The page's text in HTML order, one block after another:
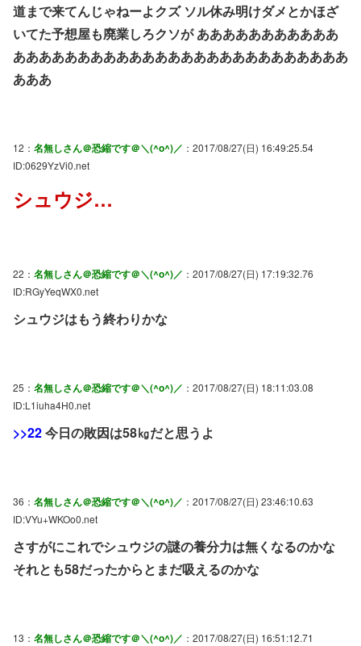
道まで来てんじゃねーよクズ ソル休み明けダメとかほざ
いてた予想屋も廃業しろクソが あああああああああああ
ああああああああああああああああああああああああああ
あああ
12： 名無しさん＠恐縮です＠＼(^o^)／ ：2017/08/27(日) 16:49:25.54
ID:0629YzVi0.net
シュウジ…
22： 名無しさん＠恐縮です＠＼(^o^)／ ：2017/08/27(日) 17:19:32.76
ID:RGyYeqWX0.net
シュウジはもう終わりかな
25： 名無しさん＠恐縮です＠＼(^o^)／ ：2017/08/27(日) 18:11:03.08
ID:L1iuha4H0.net
>>22今日の敗因は58㎏だと思うよ
36： 名無しさん＠恐縮です＠＼(^o^)／ ：2017/08/27(日) 23:46:10.63
ID:VYu+WKOo0.net
さすがにこれでシュウジの謎の養分力は無くなるのかな
それとも58だったからとまだ吸えるのかな
13： 名無しさん＠恐縮です＠＼(^o^)／ ：2017/08/27(日) 16:51:12.71